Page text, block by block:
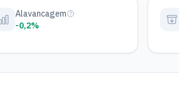
Alavancagem
-0,2%